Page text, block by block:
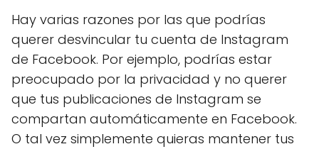
Hay varias razones por las que podrías
querer desvincular tu cuenta de Instagram
de Facebook. Por ejemplo, podrías estar
preocupado por la privacidad y no querer
que tus publicaciones de Instagram se
compartan automáticamente en Facebook.
O tal vez simplemente quieras mantener tus